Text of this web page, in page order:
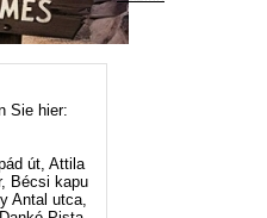
Sie hier:
út, Attila
Bécsi kapu
Antal utca,